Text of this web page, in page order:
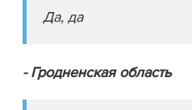
Да, да
- Гродненская область